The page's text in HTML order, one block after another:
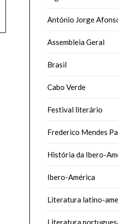
António Jorge
Assembleia Geral
Brasil
Cabo Verde
Festival literário
Frederico Mendes
História da Ibero-
Ibero-América
Literatura latino-
Literatura